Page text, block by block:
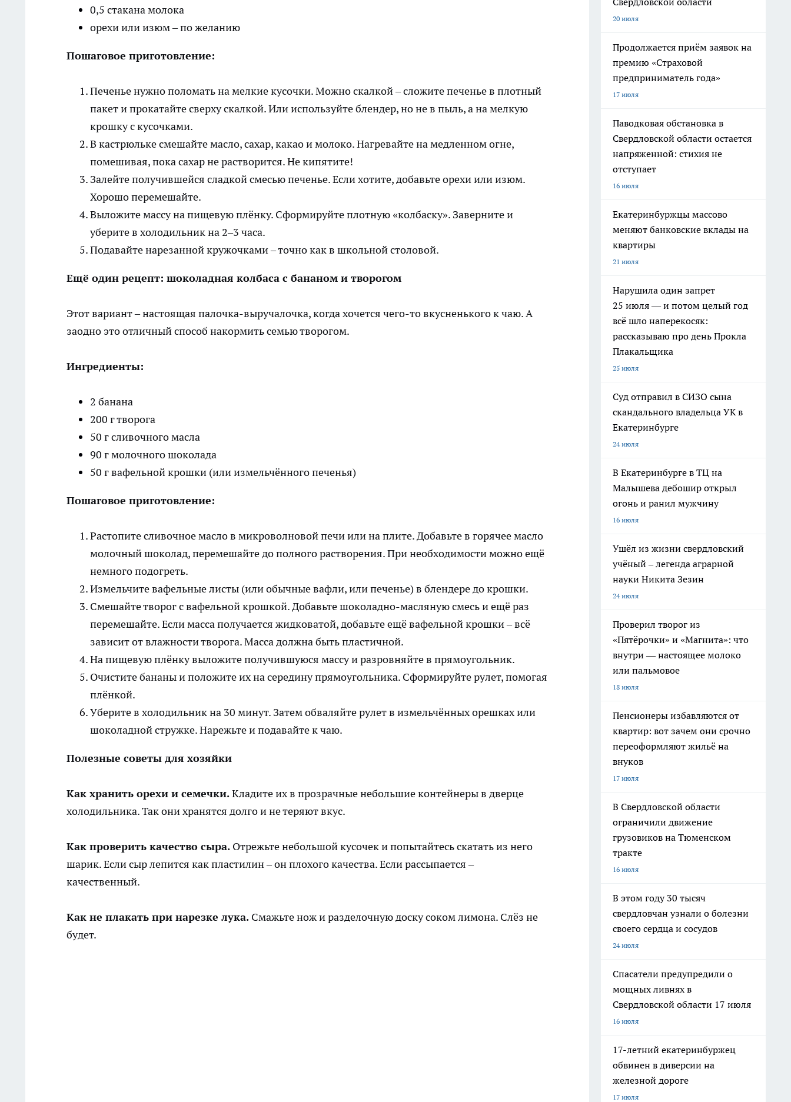
0,5 стакана молока
орехи или изюм – по желанию
Пошаговое приготовление:
Печенье нужно поломать на мелкие кусочки. Можно скалкой – сложите печенье в плотный
пакет и прокатайте сверху скалкой. Или используйте блендер, но не в пыль, а на мелкую
крошку с кусочками.
В кастрюльке смешайте масло, сахар, какао и молоко. Нагревайте на медленном огне,
помешивая, пока сахар не растворится. Не кипятите!
Залейте получившейся сладкой смесью печенье. Если хотите, добавьте орехи или изюм.
Хорошо перемешайте.
Выложите массу на пищевую плёнку. Сформируйте плотную «колбаску». Заверните и
уберите в холодильник на 2–3 часа.
Подавайте нарезанной кружочками – точно как в школьной столовой.
Ещё один рецепт: шоколадная колбаса с бананом и творогом
Этот вариант – настоящая палочка-выручалочка, когда хочется чего-то вкусненького к чаю. А
заодно это отличный способ накормить семью творогом.
Ингредиенты:
2 банана
200 г творога
50 г сливочного масла
90 г молочного шоколада
50 г вафельной крошки (или измельчённого печенья)
Пошаговое приготовление:
Растопите сливочное масло в микроволновой печи или на плите. Добавьте в горячее масло
молочный шоколад, перемешайте до полного растворения. При необходимости можно ещё
немного подогреть.
Измельчите вафельные листы (или обычные вафли, или печенье) в блендере до крошки.
Смешайте творог с вафельной крошкой. Добавьте шоколадно-масляную смесь и ещё раз
перемешайте. Если масса получается жидковатой, добавьте ещё вафельной крошки – всё
зависит от влажности творога. Масса должна быть пластичной.
На пищевую плёнку выложите получившуюся массу и разровняйте в прямоугольник.
Очистите бананы и положите их на середину прямоугольника. Сформируйте рулет, помогая
плёнкой.
Уберите в холодильник на 30 минут. Затем обваляйте рулет в измельчённых орешках или
шоколадной стружке. Нарежьте и подавайте к чаю.
Полезные советы для хозяйки
Как хранить орехи и семечки.Кладите их в прозрачные небольшие контейнеры в дверце
холодильника. Так они хранятся долго и не теряют вкус.
Как проверить качество сыра. Отрежьте небольшой кусочек и попытайтесь скатать из него
шарик. Если сыр лепится как пластилин – он плохого качества. Если рассыпается –
качественный.
Как не плакать при нарезке лука. Смажьте нож и разделочную доску соком лимона. Слёз не
будет.
20 июля
Продолжается приём заявок на
премию «Страховой
предприниматель года»
17 июля
Паводковая обстановка в
Свердловской области остается
напряженной: стихия не
отступает
16 июля
Екатеринбуржцы массово
меняют банковские вклады на
квартиры
21 июля
Нарушила один запрет
25 июля — и потом целый год
всё шло наперекосяк:
рассказываю про день Прокла
Плакальщика
25 июля
Суд отправил в СИЗО сына
скандального владельца УК в
Екатеринбурге
24 июля
В Екатеринбурге в ТЦ на
Малышева дебошир открыл
огонь и ранил мужчину
16 июля
Ушёл из жизни свердловский
учёный – легенда аграрной
науки Никита Зезин
24 июля
Проверил творог из
«Пятёрочки» и «Магнита»: что
внутри — настоящее молоко
или пальмовое
18 июля
Пенсионеры избавляются от
квартир: вот зачем они срочно
переоформляют жильё на
внуков
17 июля
В Свердловской области
ограничили движение
грузовиков на Тюменском
тракте
16 июля
В этом году 30 тысяч
свердловчан узнали о болезни
своего сердца и сосудов
24 июля
Спасатели предупредили о
мощных ливнях в
Свердловской области 17 июля
16 июля
17-летний екатеринбуржец
обвинен в диверсии на
железной дороге
17 июля